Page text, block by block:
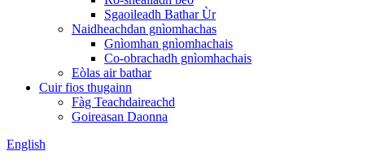
Sgaoileadh Bathar Ùr
Naidheachdan gnìomhachas
Gnìomhan gnìomhachais
Co-obrachadh gnìomhachais
Eòlas air bathar
Cuir fios thugainn
Fàg Teachdaireachd
Goireasan Daonna
English